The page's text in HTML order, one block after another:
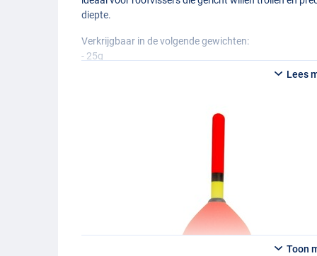
diepte.
Verkrijgbaar in de volgende gewichten:
- 25g
Lees
Toon